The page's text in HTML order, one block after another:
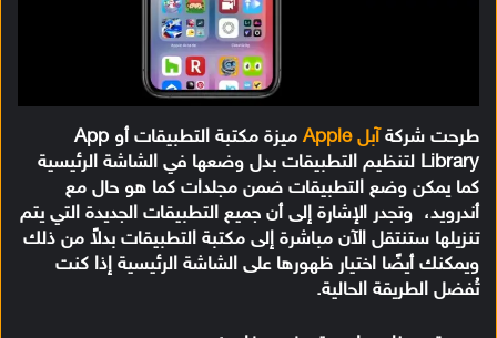
طرحت شركةآبل Apple
ميزة مكتبة التطبيقات أو App
Library لتنظيم التطبيقات بدل وضعها في الشاشة الرئيسية
كما يمكن وضع التطبيقات ضمن مجلدات كما هو حال مع
أندرويد، وتجدر الإشارة إلى أن جميع التطبيقات الجديدة التي يتم
تنزيلها ستنتقل الآن مباشرة إلى مكتبة التطبيقات بدلاً من ذلك
ويمكنك أيضًا اختيار ظهورها على الشاشة الرئيسية إذا كنت
تُفضل الطريقة الحالية.